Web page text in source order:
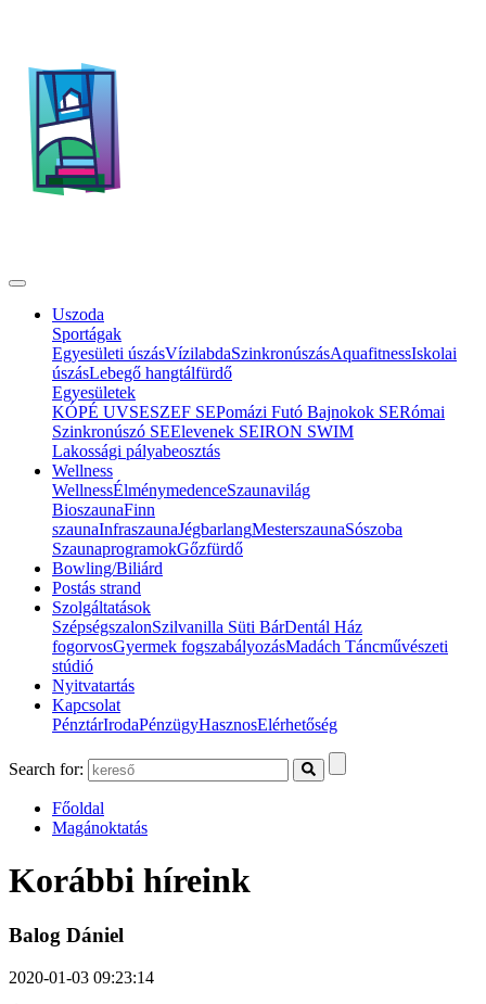
Uszoda
Sportágak
Egyesületi úszásVízilabdaSzinkronúszásAquafitnessIskolai
úszásLebegő hangtálfürdő
Egyesületek
KÓPÉ UVSESZEF SEPomázi Futó Bajnokok SERómai
Szinkronúszó SEElevenek SEIRON SWIM
Lakossági pályabeosztás
Wellness
WellnessÉlménymedenceSzaunavilág
BioszaunaFinn
szaunaInfraszaunaJégbarlangMesterszaunaSószoba
SzaunaprogramokGőzfürdő
Bowling/Biliárd
Postás strand
Szolgáltatások
SzépségszalonSzilvanilla Süti BárDentál Ház
fogorvosGyermek fogszabályozásMadách Táncművészeti
stúdió
Nyitvatartás
Kapcsolat
PénztárIrodaPénzügyHasznosElérhetőség
Search for:
Főoldal
Magánoktatás
Korábbi híreink
Balog Dániel
2020-01-03 09:23:14